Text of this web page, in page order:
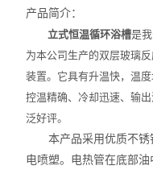
产品简介：
立式恒温循环浴槽是
为本公司生产的双层玻璃
装置。它具有升温快，温
控温精确、冷却迅速、输
泛好评。
本产品采用优质不
电喷塑。电热管在底部